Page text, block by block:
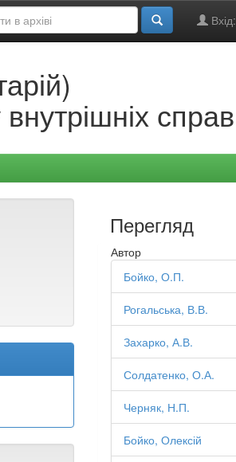
Вхід:
справ
Перегляд
Автор
Бойко, О.П.
Рогальська, В.В.
Захарко, А.В.
Солдатенко, О.А.
Черняк, Н.П.
Бойко, Олексій